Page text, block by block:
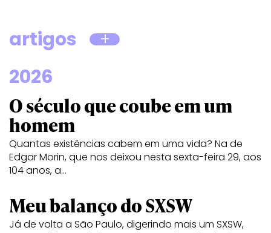
artigos
2026
O século que coube em um
homem
Quantas existências cabem em uma vida? Na de
Edgar Morin, que nos deixou nesta sexta-feira 29, aos
104 anos, a…
Meu balanço do SXSW
Já de volta a São Paulo, digerindo mais um SXSW,